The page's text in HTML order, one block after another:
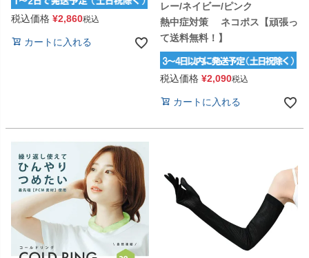
税込価格 ¥2,860税込
カートに入れる
レー/ネイビー/ピンク
熱中症対策 ネコポス【頑張っ
て送料無料！】
税込価格 ¥2,090税込
カートに入れる